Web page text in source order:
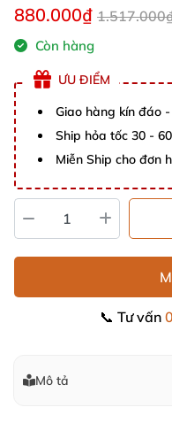
880.000₫
Còn hàng
ƯU ĐIỂM
Giao hàng kín đáo
Ship hỏa tốc 30 -
Miễn Ship cho đơn
📞 Tư vấn
Mô tả